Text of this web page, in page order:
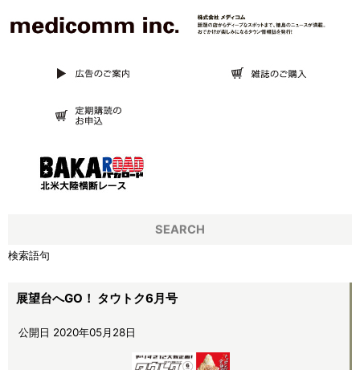
展望台へGO！ タウトク6月号
公開日 2020年05月28日
SEARCH
検索語句